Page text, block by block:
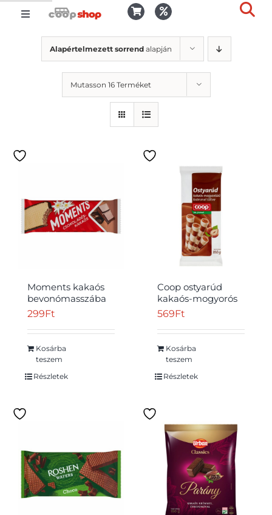
Kihagyás
Toggle
Bejelentkezés
Átvétel
Alapértelmezett sorrendalapján
Mutasson 16 Terméket
Moments kakaós
bevonómasszába
mártott, kakaós-
krémmel töltött
ostyaszelet 45 g
299Ft
Kosárba
teszem
Részletek
Coop ostyarúd
kakaós-mogyorós
ízű krémmel töltve
569Ft
Kosárba
teszem
Részletek